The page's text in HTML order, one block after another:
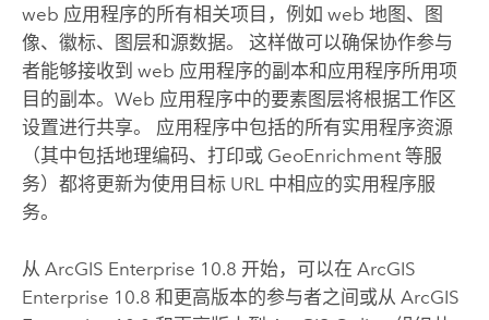
web 应用程序的所有相关项目，例如 web 地图、图
像、徽标、图层和源数据。 这样做可以确保协作参与
者能够接收到 web 应用程序的副本和应用程序所用项
目的副本。Web 应用程序中的要素图层将根据工作区
设置进行共享。 应用程序中包括的所有实用程序资源
（其中包括地理编码、打印或 GeoEnrichment 等服
务）都将更新为使用目标 URL 中相应的实用程序服
务。
从 ArcGIS Enterprise 10.8 开始，可以在 ArcGIS
Enterprise 10.8 和更高版本的参与者之间或从 ArcGIS